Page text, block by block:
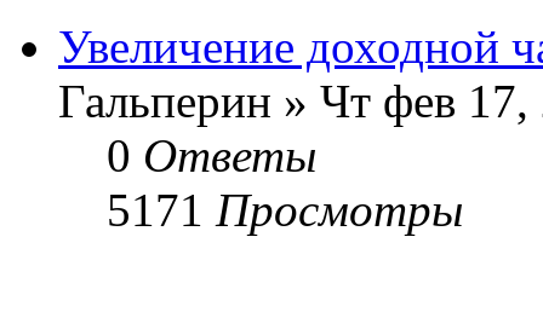
Увеличение доходной
Гальперин » Чт фев
0 Ответы
5171 Просмотры